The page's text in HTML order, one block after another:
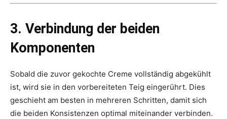
3. Verbindung der beiden
Komponenten
Sobald die zuvor gekochte Creme vollständig abgekühlt
ist, wird sie in den vorbereiteten Teig eingerührt. Dies
geschieht am besten in mehreren Schritten, damit sich
die beiden Konsistenzen optimal miteinander verbinden.